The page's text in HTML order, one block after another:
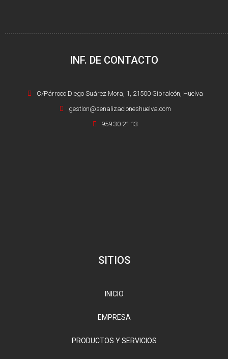
INF. DE CONTACTO
C/Párroco Diego Suárez Mora, 1, 21500 Gibraleón, Huelva
gestion@senalizacioneshuelva.com
959 30 21 13
SITIOS
INICIO
EMPRESA
PRODUCTOS Y SERVICIOS